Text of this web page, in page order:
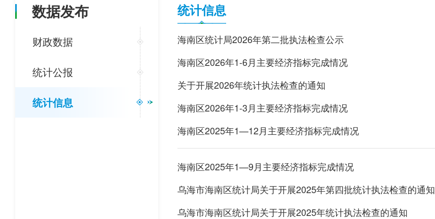
数据发布
财政数据
统计公报
统计信息
统计信息
海南区统计局2026年第二批执法检查公示
海南区2026年1-6月主要经济指标完成情况
关于开展2026年统计执法检查的通知
海南区2026年1-3月主要经济指标完成情况
海南区2025年1—12月主要经济指标完成情况
海南区2025年1—9月主要经济指标完成情况
乌海市海南区统计局关于开展2025年第四批统计执法检查的通知
乌海市海南区统计局关于开展2025年统计执法检查的通知